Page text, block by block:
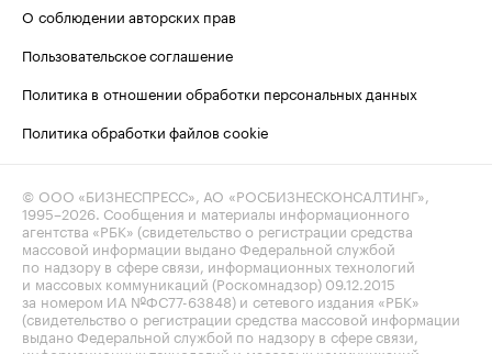
О соблюдении авторских прав
Пользовательское соглашение
Политика в отношении обработки персональных данных
Политика обработки файлов cookie
© ООО «БИЗНЕСПРЕСС», АО «РОСБИЗНЕСКОНСАЛТИНГ»,
1995–2026 . Сообщения и материалы информационного
агентства «РБК» (свидетельство о регистрации средства
массовой информации выдано Федеральной службой
по надзору в сфере связи, информационных технологий
и массовых коммуникаций (Роскомнадзор) 09.12.2015
за номером ИА №ФС77-63848) и сетевого издания «РБК»
(свидетельство о регистрации средства массовой информации
выдано Федеральной службой по надзору в сфере связи,